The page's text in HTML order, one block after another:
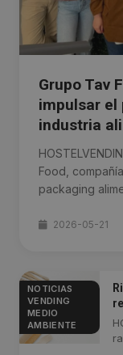
Grupo Tav
impulsar el
industria
Food,
packaging
2026-05-21
NOTICIAS
VENDING
MEDIO
AMBIENTE